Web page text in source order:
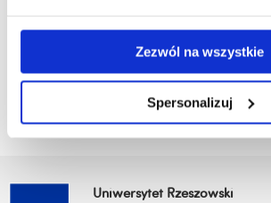
Zezwól na wszystkie
Spersonalizuj
Uniwersytet Rzeszowski